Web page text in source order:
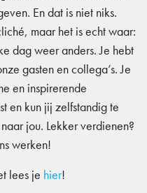
En dat is niet niks.
maar het is echt waar:
dag weer anders. Je hebt
gasten en collega’s. Je
en inspirerende
en kun jij zelfstandig te
jou. Lekker verdienen?
werken!
lees je hier!